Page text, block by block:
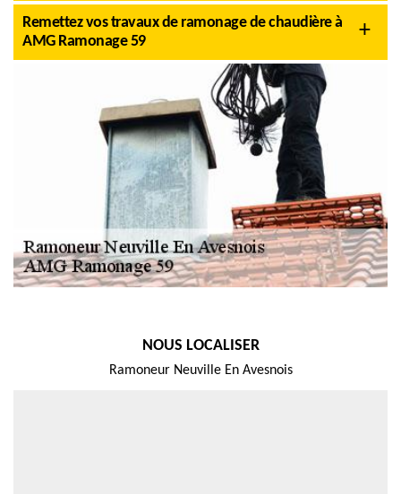
Remettez vos travaux de ramonage de chaudière à
AMG Ramonage 59
NOUS LOCALISER
Ramoneur Neuville En Avesnois